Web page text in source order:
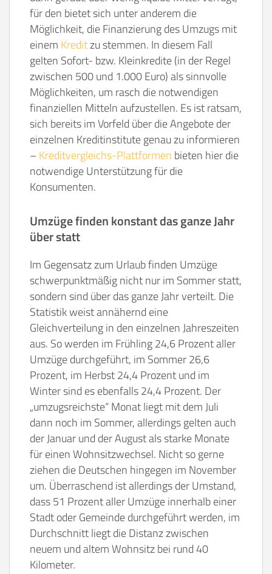
für den bietet sich unter anderem die
Möglichkeit, die Finanzierung des Umzugs mit
einem Kreditzu stemmen. In diesem Fall
gelten Sofort- bzw. Kleinkredite (in der Regel
zwischen 500 und 1.000 Euro) als sinnvolle
Möglichkeiten, um rasch die notwendigen
finanziellen Mitteln aufzustellen. Es ist ratsam,
sich bereits im Vorfeld über die Angebote der
einzelnen Kreditinstitute genau zu informieren
–Kreditvergleichs-Plattformen bieten hier die
notwendige Unterstützung für die
Konsumenten.
Umzüge finden konstant das ganze Jahr
über statt
Im Gegensatz zum Urlaub finden Umzüge
schwerpunktmäßig nicht nur im Sommer statt,
sondern sind über das ganze Jahr verteilt. Die
Statistik weist annähernd eine
Gleichverteilung in den einzelnen Jahreszeiten
aus. So werden im Frühling 24,6 Prozent aller
Umzüge durchgeführt, im Sommer 26,6
Prozent, im Herbst 24,4 Prozent und im
Winter sind es ebenfalls 24,4 Prozent. Der
„umzugsreichste“ Monat liegt mit dem Juli
dann noch im Sommer, allerdings gelten auch
der Januar und der August als starke Monate
für einen Wohnsitzwechsel. Nicht so gerne
ziehen die Deutschen hingegen im November
um. Überraschend ist allerdings der Umstand,
dass 51 Prozent aller Umzüge innerhalb einer
Stadt oder Gemeinde durchgeführt werden, im
Durchschnitt liegt die Distanz zwischen
neuem und altem Wohnsitz bei rund 40
Kilometer.